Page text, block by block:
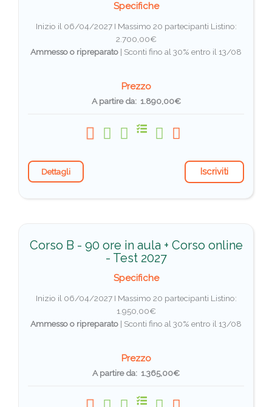
Specifiche
Inizio il 06/04/2027 I Massimo 20 partecipanti Listino:
2.700,00€
Ammesso o ripreparato | Sconti fino al 30% entro il 13/08
Prezzo
A partire da: 1.890,00€
Dettagli Iscriviti
Corso B - 90 ore in aula + Corso online
- Test 2027
Specifiche
Inizio il 06/04/2027 I Massimo 20 partecipanti Listino:
1.950,00€
Ammesso o ripreparato | Sconti fino al 30% entro il 13/08
Prezzo
A partire da: 1.365,00€